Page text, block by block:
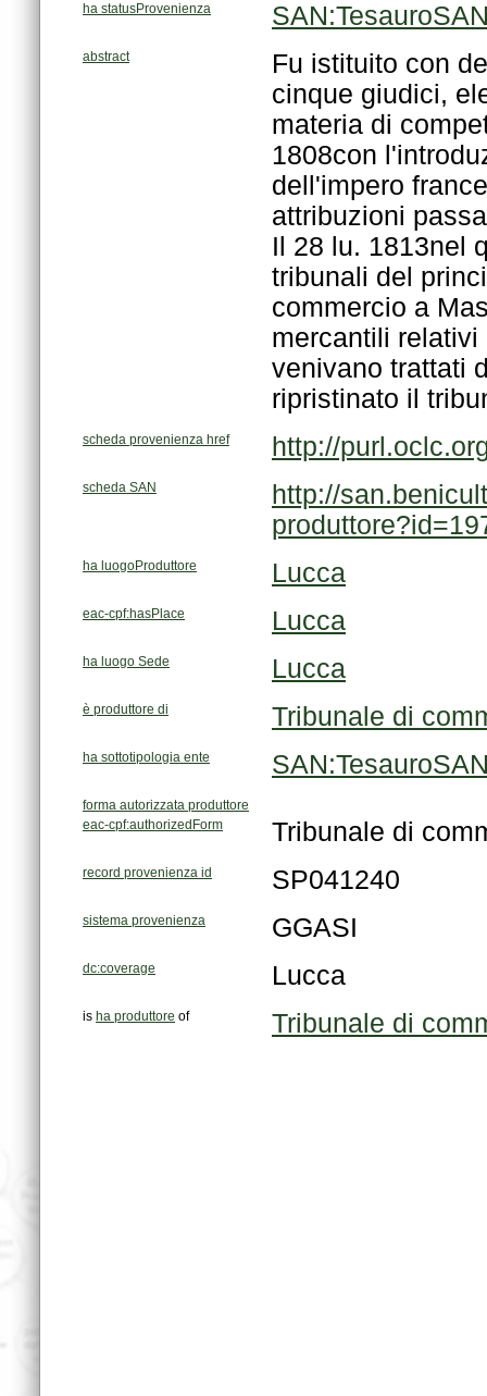
ha statusProvenienza
abstract
ripristinato il
scheda provenienza href http://
scheda SAN
ha luogoProduttore Lucca
eac-cpf:hasPlace Lucca
ha luogo Sede Lucca
è produttore di Tribunale di
ha sottotipologia ente
forma autorizzata produttore
eac-cpf:authorizedForm
Tribunale di
record provenienza id SP041240
sistema provenienza GGASI
dc:coverage Lucca
is ha produttore of Tribunale di